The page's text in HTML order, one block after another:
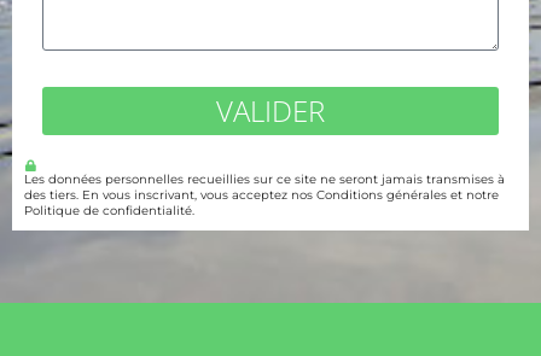
VALIDER
Les données personnelles recueillies sur ce site ne seront jamais transmises à
des tiers. En vous inscrivant, vous acceptez nos Conditions générales et notre
Politique de confidentialité.